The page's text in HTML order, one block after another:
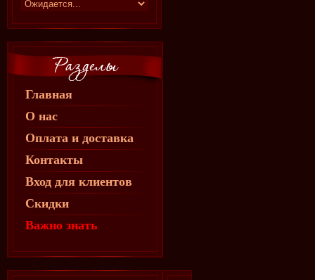
Главная
О нас
Оплата и доставка
Контакты
Вход для клиентов
Скидки
Важно знать